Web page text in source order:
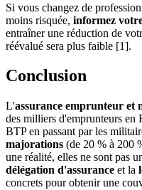
Si vous changez de
moins risquée, informez
entraîner une réduction de
réévalué sera plus faible [1].
Conclusion
L'assurance emprunteur et
des milliers d'emprunteurs en
BTP en passant par les
majorations (de 20 % à 200
une réalité, elles ne sont pas
délégation d'assurance et la
concrets pour obtenir une